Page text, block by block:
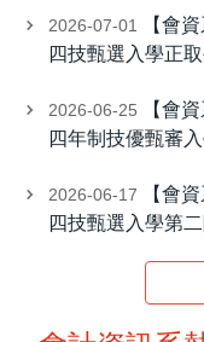
2026-07-01
【會
四技甄選入學正
2026-06-25
【會
四年制技優甄審
2026-06-17
【會
四技甄選入學第